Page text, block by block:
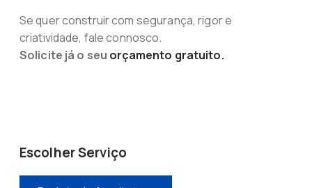
Se quer construir com segurança, rigor e
criatividade, fale connosco.
Solicite já o seu orçamento gratuito.
Escolher Serviço